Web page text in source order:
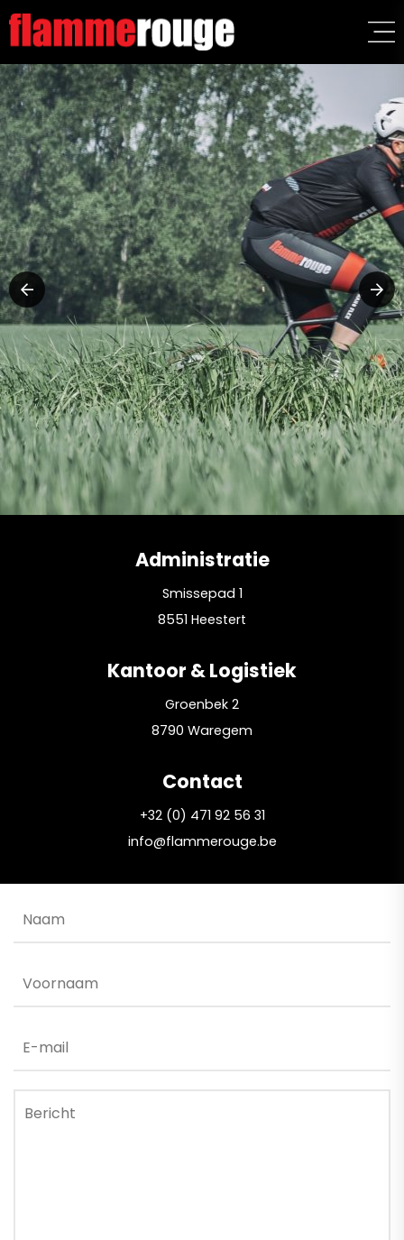
Administratie
Smissepad 1
8551 Heestert
Kantoor & Logistiek
Groenbek 2
8790 Waregem
Contact
+32 (0) 471 92 56 31
info@flammerouge.be